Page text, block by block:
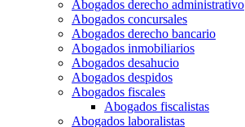
Abogados derecho administrativo
Abogados concursales
Abogados derecho bancario
Abogados inmobiliarios
Abogados desahucio
Abogados despidos
Abogados fiscales
Abogados fiscalistas
Abogados laboralistas